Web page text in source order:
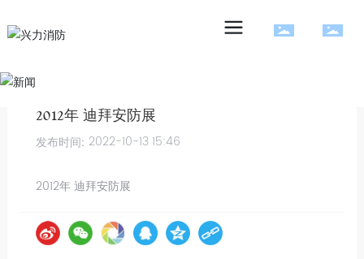
2012年 迪拜安防展
发布时间: 2022-10-13 15:46
2012年 迪拜安防展